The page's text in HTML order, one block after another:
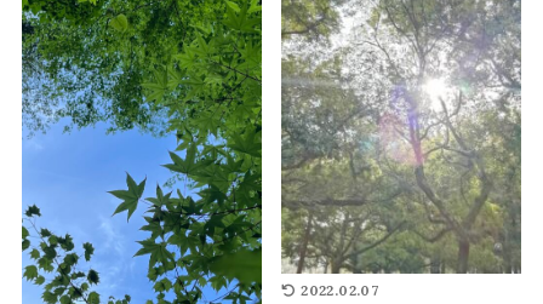
2022.02.07